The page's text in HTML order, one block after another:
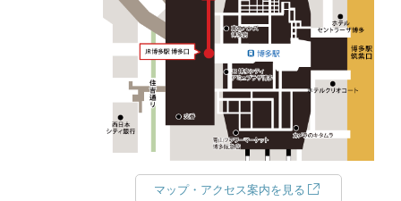
マップ・アクセス案内を見る